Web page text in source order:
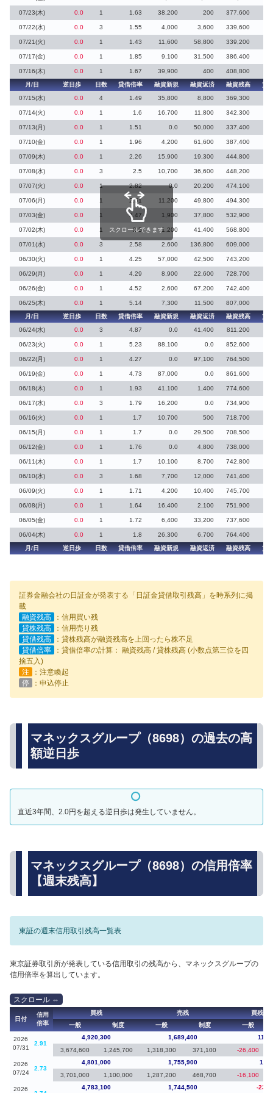
07/23(木) 0.0 1 1.63 38,200 200 377,600
07/22(水) 0.0 3 1.55 4,000 3,600 339,600
07/21(火) 0.0 1 1.43 11,600 58,800 339,200
07/17(金) 0.0 1 1.85 9,100 31,500 386,400
07/16(木) 0.0 1 1.67 39,900 400 408,800
月/日
逆日歩 日数 貸借倍率 融資新規 融資返済 融資残高
貸
07/15(水)
0.0 4 1.49 35,800 8,800 369,300
07/14(火) 0.0 1 1.6 16,700 11,800 342,300
07/13(月) 0.0 1 1.51 0.0 50,000 337,400
07/10(金) 0.0 1 1.96 4,200 61,600 387,400
07/09(木) 0.0 1 2.26 15,900 19,300 444,800
07/08(水) 0.0 3 2.5 10,700 36,600 448,200
07/07(火) 0.0 1 2.82 0.0 20,200 474,100
07/06(月) 0.0 1 2.51 11,200 49,800 494,300
07/03(金) 0.0 1 2.47 1,900 37,800 532,900
07/02(木) 0.0 1 2.5 1,200 41,400 568,800
07/01(水) 0.0 3 2.58 2,600 136,800 609,000
06/30(火) 0.0 1 4.25 57,000 42,500 743,200
06/29(月) 0.0 1 4.29 8,900 22,600 728,700
06/26(金) 0.0 1 4.52 2,600 67,200 742,400
06/25(木) 0.0 1 5.14 7,300 11,500
807,000
月/日
逆日歩 日数 貸借倍率 融資新規 融資返済 融資残高
貸
06/24(水)
0.0 3 4.87 0.0 41,400 811,200
06/23(火) 0.0 1 5.23 88,100 0.0 852,600
06/22(月) 0.0 1 4.27 0.0 97,100 764,500
06/19(金) 0.0 1 4.73 87,000 0.0 861,600
06/18(木) 0.0 1 1.93 41,100 1,400 774,600
06/17(水) 0.0 3 1.79 16,200 0.0 734,900
06/16(火) 0.0 1 1.7 10,700 500 718,700
06/15(月) 0.0 1 1.7 0.0 29,500 708,500
06/12(金) 0.0 1 1.76 0.0 4,800 738,000
06/11(木) 0.0 1 1.7 10,100 8,700 742,800
06/10(水) 0.0 3 1.68 7,700 12,000 741,400
06/09(火) 0.0 1 1.71 4,200 10,400 745,700
06/08(月) 0.0 1 1.64 16,400 2,100 751,900
06/05(金) 0.0 1 1.72 6,400 33,200 737,600
06/04(木) 0.0 1 1.8 26,300 6,700 764,400
月/日
逆日歩 日数 貸借倍率 融資新規 融資返済 融資残高 貸
スクロールできます
証券金融会社の日証金が発表する「日証金貸借取引残高」を時系列に掲
載
融資残高
：信用買い残
貸株残高
：信用売り残
貸借残高
：貸株残高が融資残高を上回ったら株不足
貸借倍率
：貸借倍率の計算： 融資残高 / 貸株残高 (小数点第三位を四
捨五入)
注
：注意喚起
停
：申込停止
マネックスグループ（8698）の過去の高
額逆日歩
直近3年間、2.0円を超える逆日歩は発生していません。
マネックスグループ（8698）の信用倍率
【週末残高】
東証の週末信用取引残高一覧表
東京証券取引所が発表している信用取引の残高から、マネックスグループの
信用倍率を算出しています。
日付
信用
倍率
買残 売残
買残（
一般
制度 一般 制度 一般
2026
07/31
2.91
4,920,300 1,689,400
3,674,600
1,245,700 1,318,300 371,100 -26,400
2026
07/24
2.73
4,801,000 1,755,900
3,701,000
1,100,000 1,287,200 468,700 -16,100
2026
4,783,100 1,744,500
-